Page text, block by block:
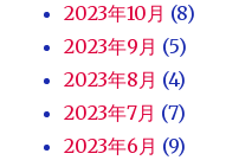
2023年10月 (8)
2023年9月 (5)
2023年8月 (4)
2023年7月 (7)
2023年6月 (9)